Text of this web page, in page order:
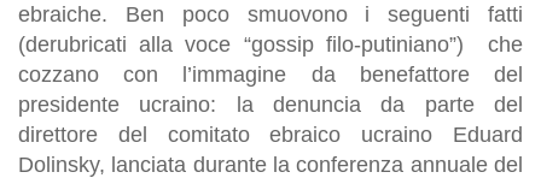
ebraiche. Ben poco smuovono i seguenti fatti
(derubricati alla voce “gossip filo-putiniano”) che
cozzano con l’immagine da benefattore del
presidente ucraino: la denuncia da parte del
direttore del comitato ebraico ucraino Eduard
Dolinsky, lanciata durante la conferenza annuale del